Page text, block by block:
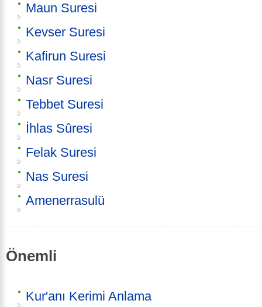
Maun Suresi
Kevser Suresi
Kafirun Suresi
Nasr Suresi
Tebbet Suresi
İhlas Sûresi
Felak Suresi
Nas Suresi
Amenerrasulü
Önemli
Kur'anı Kerimi Anlama